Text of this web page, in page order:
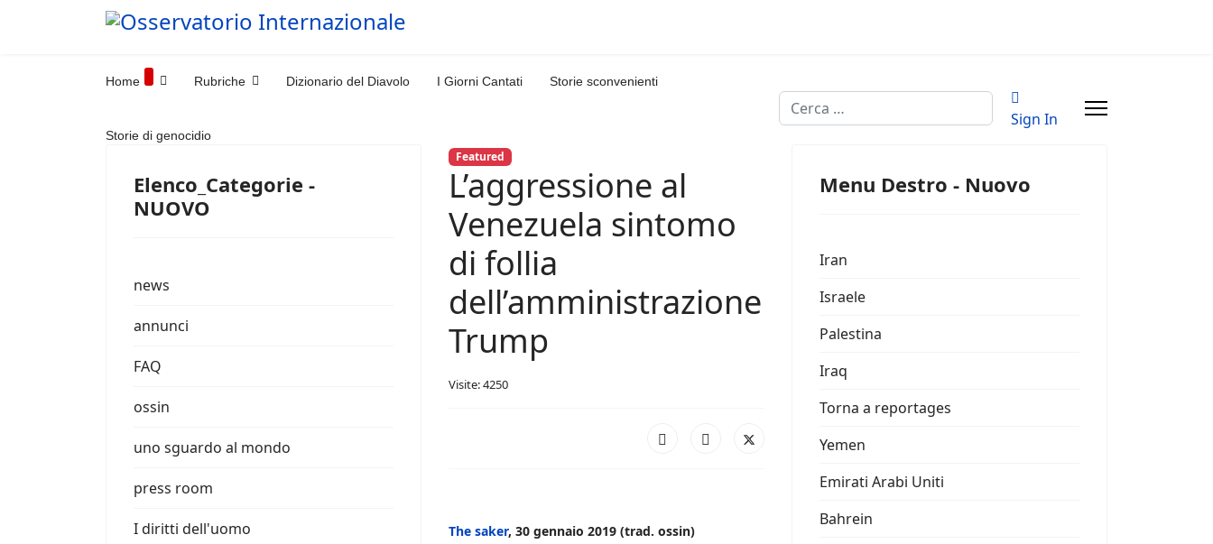
Home Rubriche Dizionario del Diavolo I Giorni Cantati Storie sconvenienti
Storie di genocidio
Cerca
Sign In
Elenco_Categorie -
NUOVO
news
annunci
FAQ
ossin
uno sguardo al mondo
press room
I diritti dell'uomo
Featured
L’aggressione al
Venezuela sintomo
di follia
dell’amministrazione
Trump
Visite: 4250
The saker, 30 gennaio 2019 (trad. ossin)
Menu Destro - Nuovo
Iran
Israele
Palestina
Iraq
Torna a reportages
Yemen
Emirati Arabi Uniti
Bahrein